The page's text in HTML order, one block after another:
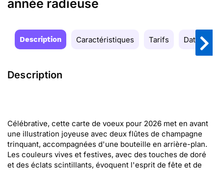
année radieuse
Description Caractéristiques Tarifs Date de
Description
Célébrative, cette carte de voeux pour 2026 met en avant
une illustration joyeuse avec deux flûtes de champagne
trinquant, accompagnées d'une bouteille en arrière-plan.
Les couleurs vives et festives, avec des touches de doré
et des éclats scintillants, évoquent l'esprit de fête et de